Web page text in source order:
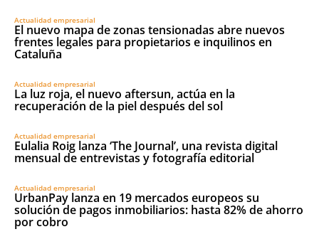
Actualidad empresarial
El nuevo mapa de zonas tensionadas abre nuevos
frentes legales para propietarios e inquilinos en
Cataluña
Actualidad empresarial
La luz roja, el nuevo aftersun, actúa en la
recuperación de la piel después del sol
Actualidad empresarial
Eulalia Roig lanza ‘The Journal’, una revista digital
mensual de entrevistas y fotografía editorial
Actualidad empresarial
UrbanPay lanza en 19 mercados europeos su
solución de pagos inmobiliarios: hasta 82% de ahorro
por cobro